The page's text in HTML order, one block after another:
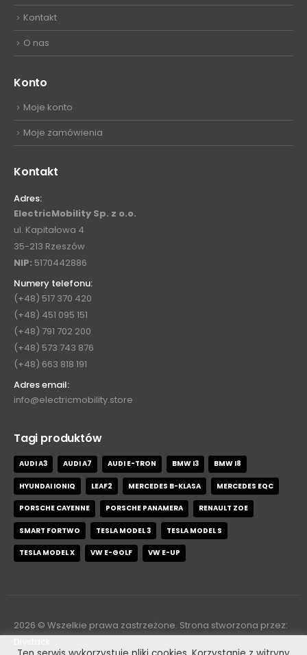
Kontakt
O nas
Konto
Moje konto
Moje zamówienia
Kontakt
Adres:
ElectricMobility Sp. z o.o.
ul. Kapitałowa 4
35-213 Rzeszów
NIP: 5170442886
Numery telefonu:
(+48) 517 370 420
(+48) 451 095 151
(+48) 791 702 200
(+48) 573 743 876
(+48) 663 818 191
Adres email:
info@electricmobility.store
Tagi produktów
AUDI A3 AUDI A7 AUDI E-TRON BMW I3 BMW I8
HYUNDAI IONIQ LEAF2 MERCEDES B-KLASA MERCEDES EQC
PORSCHE CAYENNE PORSCHE PANAMERA RENAULT ZOE
SMART FORTWO TESLA MODEL 3 TESLA MODEL S
TESLA MODEL X VW E-GOLF VW E-UP
2026 © Wszelkie prawa zastrzeżone. Strona stworzona przez: